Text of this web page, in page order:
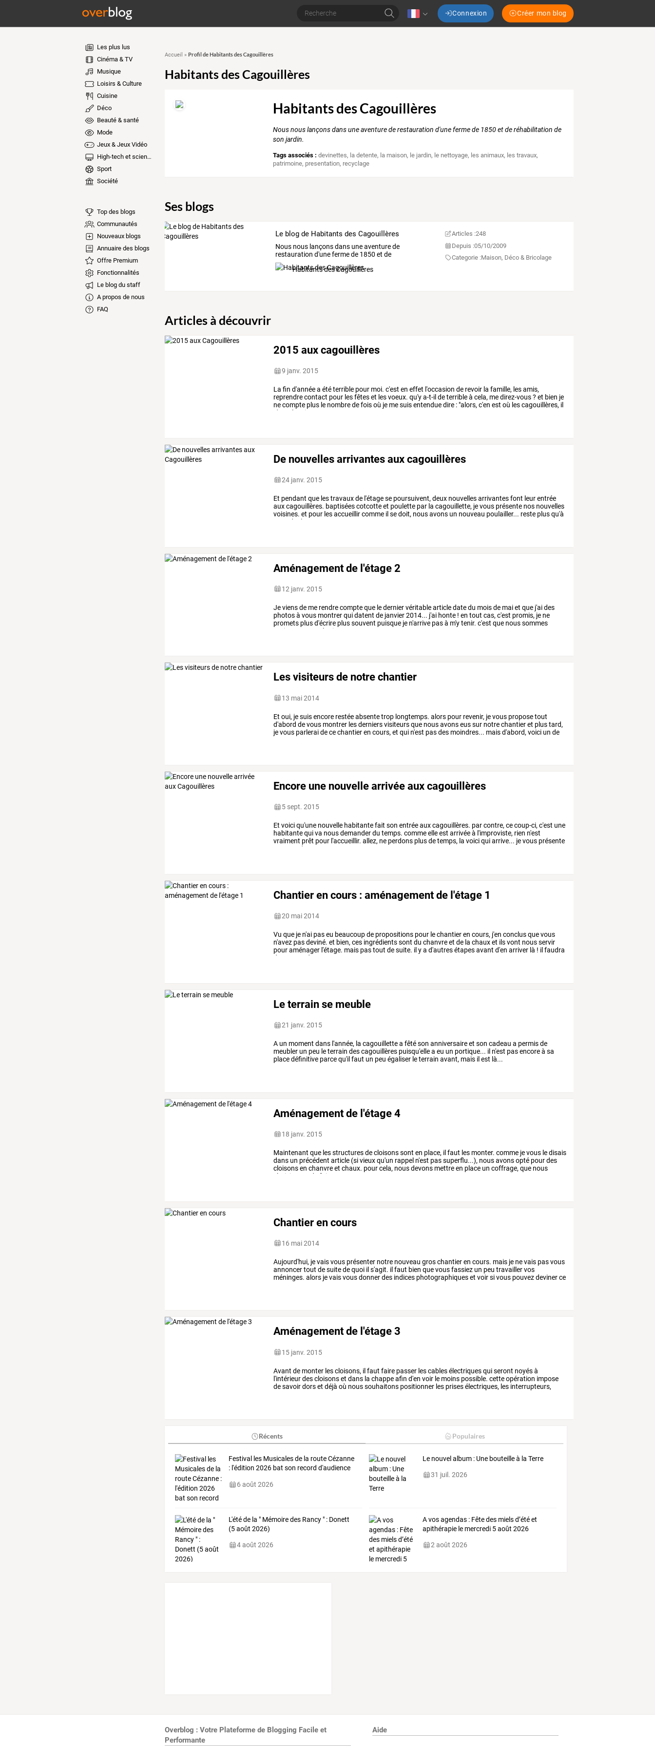
Connexion Créer mon blog
Les plus lus
Cinéma & TV
Musique
Loisirs & Culture
Cuisine
Déco
Beauté & santé
Mode
Jeux & Jeux Vidéo
High-tech et sciences
Sport
Société
Top des blogs
Communautés
Nouveaux blogs
Annuaire des blogs
Offre Premium
Fonctionnalités
Le blog du staff
A propos de nous
FAQ
Accueil » Profil de Habitants des Cagouillères
Habitants des Cagouillères
Habitants des Cagouillères
Nous nous lançons dans une aventure de restauration d'une ferme de 1850 et de réhabilitation de
son jardin.
Tags associés : devinettes, la detente, la maison, le jardin, le nettoyage, les animaux, les travaux,
patrimoine, presentation, recyclage
Ses blogs
Le blog de Habitants des Cagouillères
Nous nous lançons dans une aventure de
restauration d'une ferme de 1850 et de
réhabilitation de son jardin.
Habitants des Cagouillères
Articles :248
Depuis :05/10/2009
Categorie :Maison, Déco & Bricolage
Articles à découvrir
2015 aux cagouillères
9 janv. 2015
La fin d'annéea ététerrible pour moi. c'est en effet l'occasion de revoir la famille, lesamis,
reprendrecontact pour lesfêteset lesvoeux. qu'ya-t-il deterribleà cela, medirez-vous? et bien je
necompte plus le nombredefoisoù je mesuisentenduedire : "alors, c'en est où lescagouillères, il
n'y
plus rien
De nouvelles arrivantes aux cagouillères
24 janv. 2015
Et pendant que lestravauxde l'étagese poursuivent, deux nouvellesarrivantesfont leurentrée
auxcagouillères. baptiséescotcotteet poulette par la cagouillette, jevous présente nos nouvelles
voisines. et pour lesaccueillircomme il sedoit, nousavons un nouveau poulailler... reste plusqu'à
attendre
les
Aménagement de l'étage 2
12 janv. 2015
Jeviensde me rendrecompteque lederniervéritablearticledatedu moisde maiet que j'aides
photosà vous montrerquidatent de janvier2014... j'ai honte ! en tout cas, c'est promis, je ne
promets plusd'écrire plussouvent puisque je n'arrive pasà m'ytenir. c'est que noussommes
toujours
les jours
Les visiteurs de notre chantier
13 mai 2014
Et oui, jesuisencore restéeabsentetrop longtemps. alors pour revenir, jevous proposetout
d'abord devous montrer lesderniersvisiteursque nousavonseussur notrechantieret plustard,
jevous parleraidecechantieren cours, et qui n'est pasdes moindres... maisd'abord, voici un de
Encore une nouvelle arrivée aux cagouillères
5 sept. 2015
Et voiciqu'une nouvelle habitantefait son entréeauxcagouillères. parcontre,cecoup-ci,c'est une
habitantequiva nousdemanderdu temps. commeelleest arrivéeà l'improviste, rien n'est
vraiment prêt pour l'accueillir. allez, ne perdons plusdetemps, la voiciquiarrive... jevous présente
du
Chantier en cours : aménagement de l'étage 1
20 mai 2014
Vu que je n'ai paseu beaucoupde propositions pour lechantieren cours, j'en conclusquevous
n'avez pasdeviné. et bien,ces ingrédientssont du chanvreet de la chauxet ilsvont nousservir
pouraménager l'étage. mais pastout desuite. il ya d'autresétapesavant d'en arriver là ! il faudra
donc
attendre
Le terrain se meuble
21 janv. 2015
A un moment dans l'année, la cagouillette a fêté son anniversaire et son cadeau a permis de
meubler un peu le terrain des cagouillères puisqu'elle a eu un portique... il n'est pas encore à sa
place définitive parce qu'il faut un peu égaliser le terrain avant, mais il est là...
Aménagement de l'étage 4
18 janv. 2015
Maintenant que lesstructuresdecloisonssont en place, il faut les monter. comme jevous ledisais
dans un précédent article (sivieuxqu'un rappel n'est passuperflu...), nousavonsopté pourdes
cloisonsen chanvreet chaux. pourcela, nousdevons mettreen place un coffrage, que nous
choisissons
de faire
Chantier en cours
16 mai 2014
Aujourd'hui, jevaisvous présenter notre nouveau groschantieren cours. mais je nevais pasvous
annoncertout desuitedequoi il s'agit. il faut bien quevousfassiez un peu travaillervos
méninges. alors jevaisvousdonnerdes indices photographiqueset voirsivous pouvezdevinerce
Aménagement de l'étage 3
15 janv. 2015
Avant de monter lescloisons, ilfaut faire passer lescablesélectriquesquiseront noyésà
l'intérieurdescloisonset dans la chappeafin d'en voir le moins possible. cetteopération impose
desavoirdorset déjà où noussouhaitons positionner les prisesélectriques, les interrupteurs,
Récents Populaires
Festival lesMusicalesdela routeCézanne
:l'édition 2026bat son record d'audience
6 août 2026
Le nouvel album : Une bouteille à la Terre
31 juil. 2026
L'été de la " Mémoire des Rancy " : Donett
(5 août 2026)
4 août 2026
A vos agendas : Fête des miels d’été et
apithérapie le mercredi 5 août 2026
2 août 2026
Overblog : Votre Plateforme de Blogging Facile et
Performante
Aide